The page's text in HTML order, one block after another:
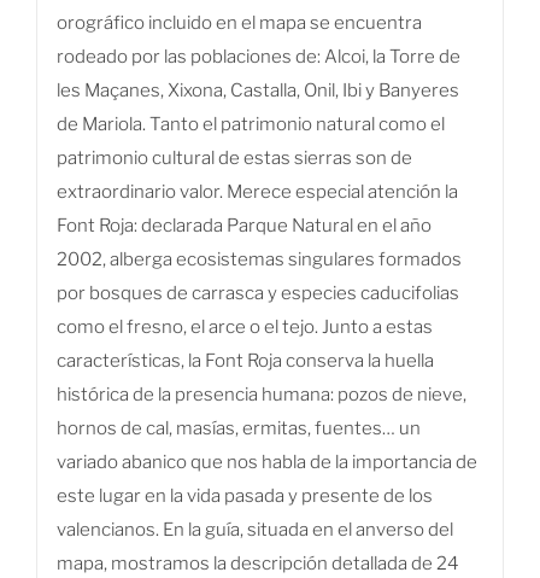
orográfico incluido en el mapa se encuentra
rodeado por las poblaciones de: Alcoi, la Torre de
les Maçanes, Xixona, Castalla, Onil, Ibi y Banyeres
de Mariola. Tanto el patrimonio natural como el
patrimonio cultural de estas sierras son de
extraordinario valor. Merece especial atención la
Font Roja: declarada Parque Natural en el año
2002, alberga ecosistemas singulares formados
por bosques de carrasca y especies caducifolias
como el fresno, el arce o el tejo. Junto a estas
características, la Font Roja conserva la huella
histórica de la presencia humana: pozos de nieve,
hornos de cal, masías, ermitas, fuentes… un
variado abanico que nos habla de la importancia de
este lugar en la vida pasada y presente de los
valencianos. En la guía, situada en el anverso del
mapa, mostramos la descripción detallada de 24